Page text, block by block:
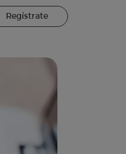
Regístrate